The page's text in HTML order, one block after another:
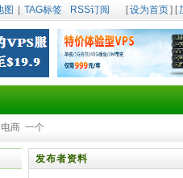
图 TAG标签 RSS订阅 [设为首页] [
电商 一个
发布者资料